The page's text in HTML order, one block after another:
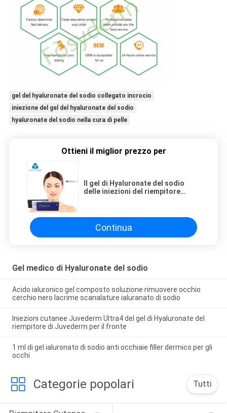
gel del hyaluronate del sodio collegato incrocio
iniezione del gel del hyaluronate del sodio
hyaluronate del sodio nella cura di pelle
Ottieni il miglior prezzo per
Il gel di Hyaluronate del sodio
delle iniezioni del riempitore
Continua
Gel medico di Hyaluronate del sodio
Acido ialuronico gel composto soluzione rimuovere occhio
cerchio nero lacrime scanalature ialuranato di sodio
Iniezioni cutanee Juvederm Ultra4 del gel di Hyaluronate del
riempitore di Juvederm per il fronte
1 ml di gel ialuronato di sodio anti occhiaie filler dermico per gli
occhi
Categorie popolari Tutti